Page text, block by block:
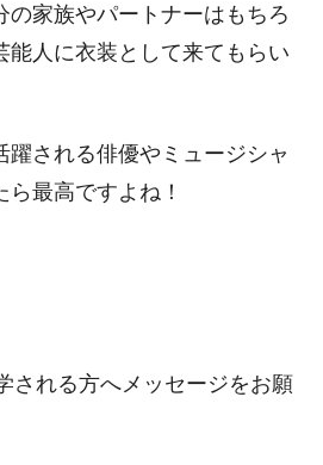
の家族やパートナーはもちろ
能人に衣装として来てもらい
躍される俳優やミュージシャ
最高ですよね！
れる方へメッセージをお願